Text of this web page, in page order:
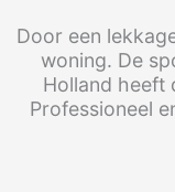
Door een
woning. De
Holland heeft
Professioneel